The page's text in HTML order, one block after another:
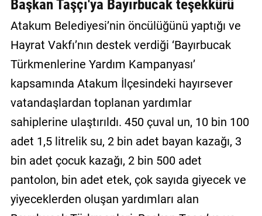
EĞİTİM
GALERİ
VİDEO
YAZARLAR
BİZE
ULAŞIN
İletişim
Gizlilik
Başkan Taşçı'ya Bayırbucak teşekkürü
Atakum Belediyesi’nin öncülüğünü yaptığı ve
Hayrat Vakfı’nın destek verdiği ‘Bayırbucak
Türkmenlerine Yardım Kampanyası’
kapsamında Atakum İlçesindeki hayırsever
vatandaşlardan toplanan yardımlar
sahiplerine ulaştırıldı. 450 çuval un, 10 bin 100
adet 1,5 litrelik su, 2 bin adet bayan kazağı, 3
bin adet çocuk kazağı, 2 bin 500 adet
pantolon, bin adet etek, çok sayıda giyecek ve
yiyeceklerden oluşan yardımları alan